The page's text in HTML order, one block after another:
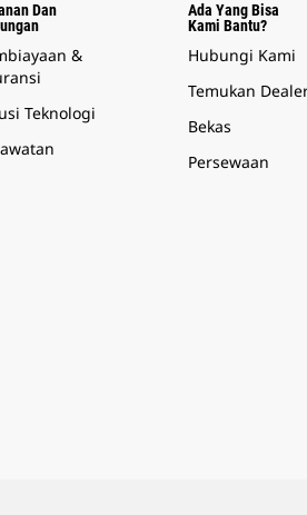
Dan
&
Teknologi
Ada Yang Bisa
Kami Bantu?
Hubungi Kami
Temukan
Bekas
Persewaan